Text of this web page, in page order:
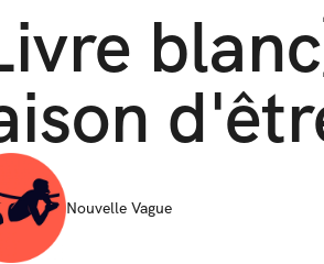
Nouvelle Vague